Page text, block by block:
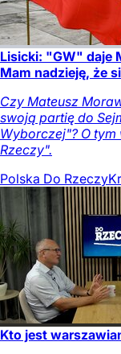
Lisicki: "GW" daje
Mam nadzieję, że
Czy Mateusz
swoją partię do
Wyborczej"? O
Rzeczy".
Polska Do Rzeczy
Kto jest